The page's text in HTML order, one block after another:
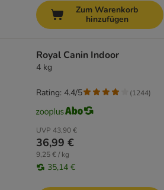
Zum Warenkorb
hinzufügen
Royal Canin Indoor
4 kg
UVP 43,90 €
36,99 €
9,25 € / kg
35,14 €
Rating: 4.4/5 (1244)